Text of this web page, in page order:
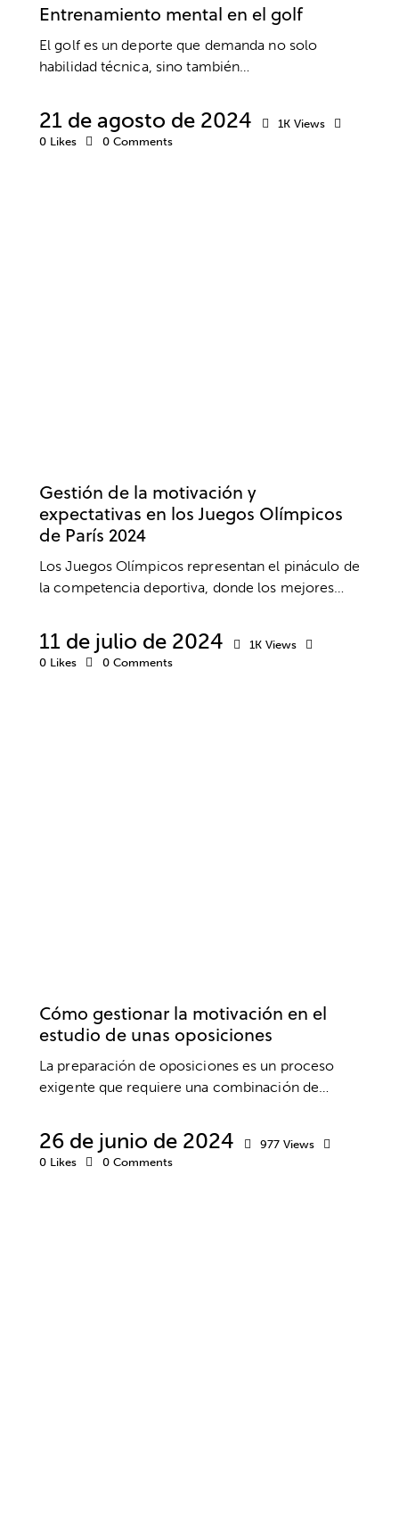
Entrenamiento mental en el golf
El golf es un deporte que demanda no solo
habilidad técnica, sino también…
21 de agosto de 2024 1K Views
0 Likes 0 Comments
Gestión de la motivación y
expectativas en los Juegos Olímpicos
de París 2024
Los Juegos Olímpicos representan el pináculo de
la competencia deportiva, donde los mejores…
11 de julio de 2024 1K Views
0 Likes 0 Comments
Cómo gestionar la motivación en el
estudio de unas oposiciones
La preparación de oposiciones es un proceso
exigente que requiere una combinación de…
26 de junio de 2024 977 Views
0 Likes 0 Comments